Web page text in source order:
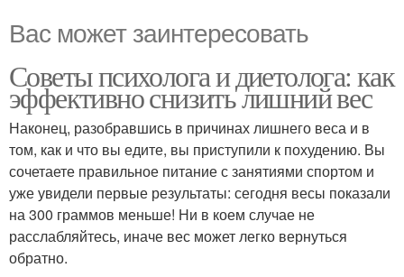
Вас может заинтересовать
Советы психолога и диетолога: как
эффективно снизить лишний вес
Наконец, разобравшись в причинах лишнего веса и в
том, как и что вы едите, вы приступили к похудению. Вы
сочетаете правильное питание с занятиями спортом и
уже увидели первые результаты: сегодня весы показали
на 300 граммов меньше! Ни в коем случае не
расслабляйтесь, иначе вес может легко вернуться
обратно.